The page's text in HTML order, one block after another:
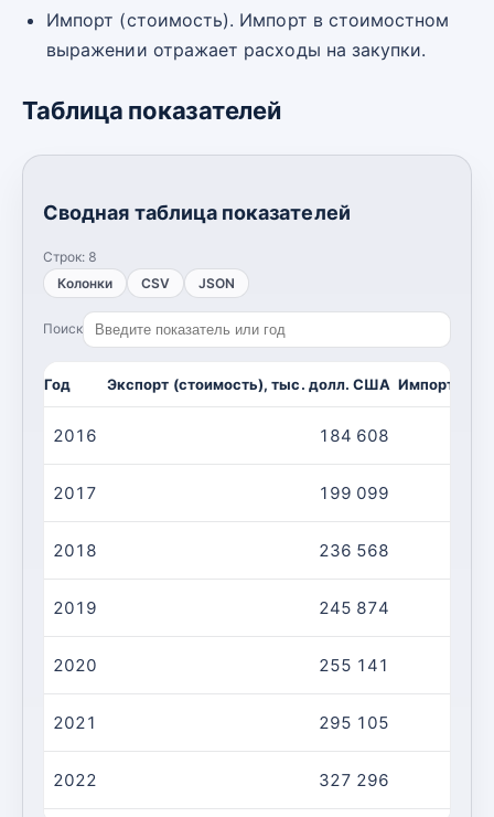
Импорт (стоимость). Импорт в стоимостном
выражении отражает расходы на закупки.
Таблица показателей
Сводная таблица показателей
Строк: 8
Колонки
CSV JSON
Поиск
Год Экспорт (стоимость), тыс. долл. США Импорт
2016 184 608
2017 199 099
2018 236 568
2019 245 874
2020 255 141
2021 295 105
2022 327 296